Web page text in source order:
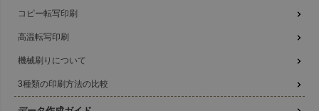
コピー転写印刷
高温転写印刷
機械刷りについて
3種類の印刷方法の比較